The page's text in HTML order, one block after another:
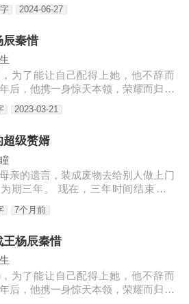
代表ABC小说网赞同或者支持鉴宝神
2024-06-27
辰秦惜
为了能让自己配得上她，他不辞而
后，他携一身惊天本领，荣耀而归，
之时，竟发现自己多了一个女儿。3
2023-03-21
超级赘婿
亲的遗言，装成废物去给别人做上门
期三年。 现在，三年时间结束了...
7个月前
王杨辰秦惜
为了能让自己配得上她，他不辞而
后，他携一身惊天本领，荣耀而归，